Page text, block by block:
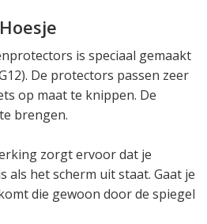
is speciaal gemaakt
De protectors passen zeer
op maat te knippen. De
brengen.
zorgt ervoor dat je
als het scherm uit staat. Gaat je
die gewoon door de spiegel